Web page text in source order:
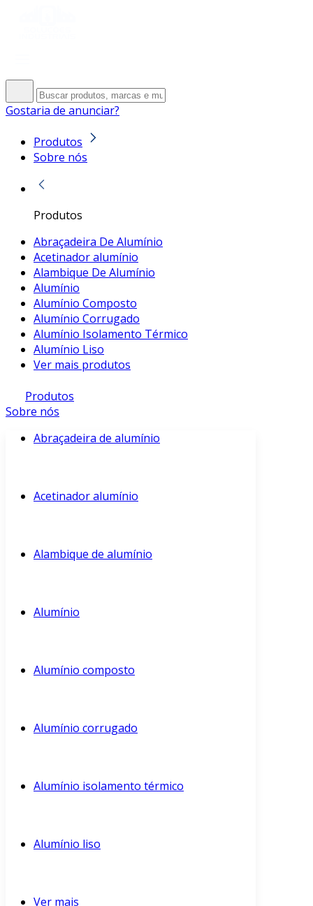
Gostaria de anunciar?
Produtos
Sobre nós
Produtos
Abraçadeira De Alumínio
Acetinador alumínio
Alambique De Alumínio
Alumínio
Alumínio Composto
Alumínio Corrugado
Alumínio Isolamento Térmico
Alumínio Liso
Ver mais produtos
Produtos
Sobre nós
Abraçadeira de alumínio
Acetinador alumínio
Alambique de alumínio
Alumínio
Alumínio composto
Alumínio corrugado
Alumínio isolamento térmico
Alumínio liso
Ver mais